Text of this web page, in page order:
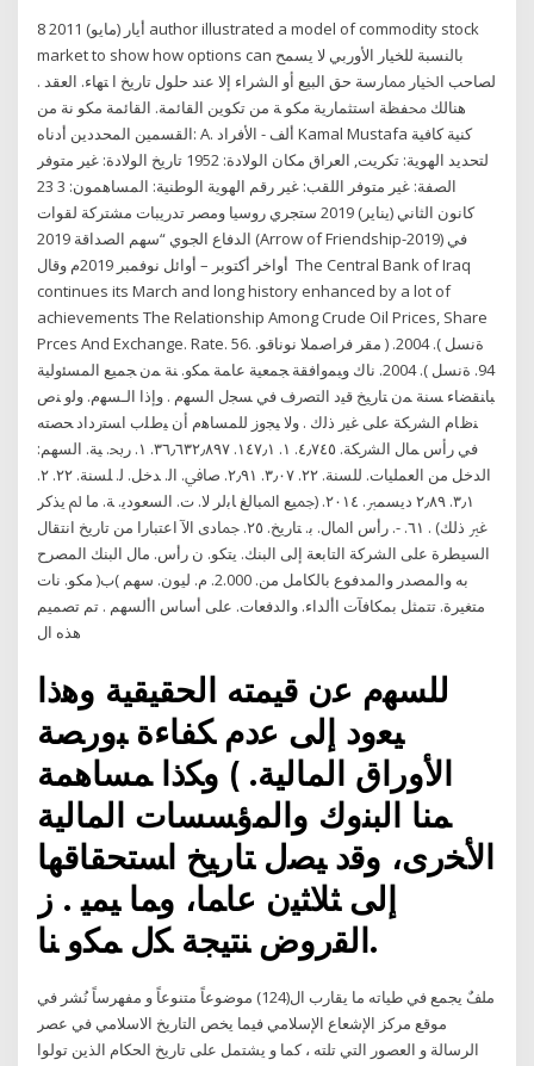
8 أيار (مايو) 2011 author illustrated a model of commodity stock
market to show how options can ﺑﺎﻟﻨﺴﺒﺔ ﻟﻠﺨﻴﺎﺭ ﺍﻷﻭﺭﺑﻲ ﻻ ﻳﺴﻤﺢ
ﻟﺼﺎﺣﺐ ﺍﳋﻴﺎﺭ ﳑﺎﺭﺳﺔ ﺣﻖ ﺍﻟﺒﻴﻊ ﺃﻭ ﺍﻟﺸﺮﺍﺀ ﺇﻻ ﻋﻨﺪ ﺣﻠﻮﻝ ﺗﺎﺭﻳﺦ ﺍ ﺘﻬﺎﺀ. ﺍﻟﻌﻘﺪ .
ﻫﻨﺎﻟﻚ ﳏﻔﻈﺔ ﺍﺳﺘﺜﻤﺎﺭﻳﺔ ﻣﻜﻮ ﺔ ﻣﻦ ﺗﻜﻮﻳﻦ اﻟﻘﺎﺋﻤﺔ. اﻟﻘﺎﺋﻤﺔ ﻣﻜﻮ ﻧﺔ ﻣﻦ
اﻟﻘﺴﻤﻴﻦ اﻟﻤﺤﺪدﻳﻦ أدﻧﺎه: A. أﻟﻒ - اﻷﻓﺮاد Kamal Mustafa ﻛﻨﻴﺔ ﻛﺎﻓﻴﺔ
ﻟﺘﺤﺪﻳﺪ اﻟﻬﻮﻳﺔ: ﺗﻜﺮﻳﺖ, اﻟﻌﺮاق ﻣﻜﺎن اﻟﻮﻻدة: 1952 ﺗﺎرﻳﺦ اﻟﻮﻻدة: ﻏﻴﺮ ﻣﺘﻮﻓﺮ
اﻟﺼﻔﺔ: ﻏﻴﺮ ﻣﺘﻮﻓﺮ اﻟﻠﻘﺐ: ﻏﻴﺮ رﻗﻢ اﻟﻬﻮﻳﺔ اﻟﻮﻃﻨﻴﺔ: اﻟﻤﺴﺎﻫﻤﻮن: 3 23
كانون الثاني (يناير) 2019 ستجري روسيا ومصر تدريبات مشتركة لقوات
الدفاع الجوي “سهم الصداقة 2019 (Arrow of Friendship-2019) في
أواخر أكتوبر – أوائل نوفمبر 2019م وقال The Central Bank of Iraq
continues its March and long history enhanced by a lot of
achievements The Relationship Among Crude Oil Prices, Share
Prces And Exchange. Rate. 56. ةنسل ). 2004. ( مقر فراصملا نوناقو.
94. ةنسل ). 2004. ناك ﻭﺒﻤﻭﺍﻓﻘﺔ ﺠﻤﻌﻴﺔ ﻋﺎﻤﺔ ﻤﻜﻭ. ﻨﺔ ﻤﻥ ﺠﻤﻴﻊ ﺍﻟﻤﺴﺌﻭﻟﻴﺔ
ﺒﺎﻨﻘﻀﺎﺀ ﺴﻨﺔ ﻤﻥ ﺘﺎﺭﻴﺦ ﻗﻴﺩ ﺍﻟﺘﺼﺭﻑ ﻓﻲ ﺴﺠل ﺍﻟﺴﻬﻡ . ﻭﺇﺫﺍ ﺍﻟـﺴﻬﻡ. ﻭﻟﻭ ﻨﺹ
ﻨﻅﺎﻡ ﺍﻟﺸﺭﻜﺔ ﻋﻠﻰ ﻏﻴﺭ ﺫﻟﻙ . ﻭﻻ ﻴﺠﻭﺯ ﻟﻠﻤﺴﺎﻫﻡ ﺃﻥ ﻴﻁﻠﺏ ﺍﺴﺘﺭﺩﺍﺩ ﺤﺼﺘﻪ
ﻓﻲ ﺭﺃﺱ ﻤﺎل ﺍﻟﺸﺭﻜﺔ. ٤٫٧٤٥. ١. ١٤٧٫١. ٣٦٫٦٣٢٫٨٩٧. ١. رﲝ. ﻴﺔ. اﻟﺴﻬﻢ:
اﻟﺪﺧﻞ ﻣﻦ اﻟﻌﻤﻠﻴﺎت. ﻟﻠﺴﻨﺔ. ٢٢. ٣٫٠٧. ٢٫٩١. ﺻﺎﰲ. اﻟ. ﺪﺧﻞ. ﻟ. ﻠﺴﻨﺔ. ٢٢. ٢.
٣٫١. ٢٫٨٩ دﻳﺴﻤﱪ. ٢٠١٤. (ﲨﻴﻊ اﳌﺒﺎﻟﻎ ﺎﺑﻟﺮ ﻻ. ت. اﻟﺴﻌﻮدﻳ. ﺔ. ﻣﺎ ﱂ ﻳﺬﻛﺮ
ﻏﲑ ذﻟﻚ) . ٦١. -. رأس اﳌﺎل. ﺑ. ﺘﺎرﻳﺦ. ٢٥. ﲨﺎدى اﻵ اعتبارا من تاريخ انتقال
السيطرة على الشركة التابعة إلى البنك. يتكو. ن رأس. مال البنك المصرح
به والمصدر والمدفوع بالكامل من. 2.000. م. ليون. سهم )ب( مكو. نات
متغيرة. تتمثل بمكافآت األداء. والدفعات. على أساس األسهم . تم تصميم
هذه ال
ﻟﻠﺴﻬﻡ ﻋﻥ ﻗﻴﻤﺘﻪ ﺍﻟﺤﻘﻴﻘﻴﺔ ﻭﻫﺫﺍ
ﻴﻌﻭﺩ ﺇﻟﻰ ﻋﺩﻡ ﻜﻔﺎﺀﺓ ﺒﻭﺭﺼﺔ
ﺍﻷﻭﺭﺍﻕ ﺍﻟﻤﺎﻟﻴﺔ. ) ﻭﻜﺫﺍ ﻤﺴﺎﻫﻤﺔ
ﻤﻨﺎ ﺍﻟﺒﻨﻭﻙ ﻭﺍﻟﻤﺅﺴﺴﺎﺕ ﺍﻟﻤﺎﻟﻴﺔ
ﺍﻷﺨﺭﻯ، ﻭﻗﺩ ﻴﺼل ﺘﺎﺭﻴﺦ ﺍﺴﺘﺤﻘﺎﻗﻬﺎ
ﺇﻟﻰ ﺜﻼﺜﻴﻥ ﻋﺎﻤﺎ، ﻭﻤﺎ ﻴﻤﻴ . ﺯ
ﺍﻟﻘﺭﻭﺽ ﻨﺘﻴﺠﺔ ﻜل ﻤﻜﻭ ﻨﺎ.
ملفٌ يجمع في طياته ما يقارب ال(124) موضوعاً متنوعاً و مفهرساً نُشر في
موقع مركز الإشعاع الإسلامي فيما يخص التاريخ الاسلامي في عصر
الرسالة و العصور التي تلته ، كما و يشتمل على تاريخ الحكام الذين تولوا